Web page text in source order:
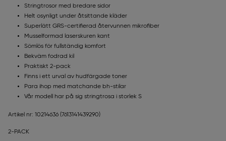
Stringtrosor med bredare sidor
Helt osynligt under åtsittande kläder
Superlätt GRS-certifierad återvunnen mikrofiber
Musselformad laserskuren kant
Sömlös för fullständig komfort
Bekväm fodrad kil
Praktiskt 2-pack
Finns i ett urval av hudfärgade toner
Para ihop med matchande bh-stilar
Vår modell har på sig stringtrosa i storlek S
Artikel nr: 10214636 (7613141439290)
2-PACK